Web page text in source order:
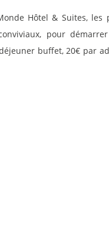
Hôtel & Suites, les
pour
buffet, 20€ par